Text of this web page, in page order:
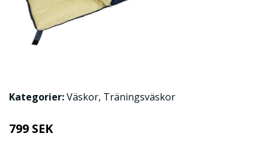
Kategorier:Väskor, Träningsväskor
799 SEK